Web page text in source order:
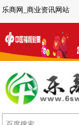
乐商网_商业资讯网站